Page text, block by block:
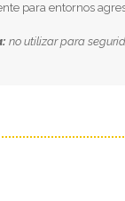
para entornos
no utilizar para